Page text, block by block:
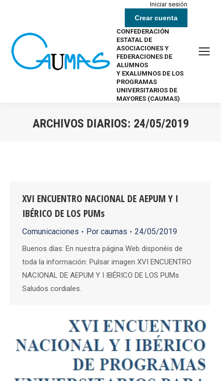
Iniciar sesión
Crear cuenta
CONFEDERACIÓN
ESTATAL DE
ASOCIACIONES Y
FEDERACIONES DE
ALUMNOS
Y EXALUMNOS DE LOS
PROGRAMAS
UNIVERSITARIOS DE
MAYORES (CAUMAS)
ARCHIVOS DIARIOS: 24/05/2019
XVI ENCUENTRO NACIONAL DE AEPUM Y I
IBÉRICO DE LOS PUMs
Comunicaciones Por caumas 24/05/2019
Buenos días: En nuestra página Web disponéis de
toda la información: Pulsar imagen XVI ENCUENTRO
NACIONAL DE AEPUM Y I IBÉRICO DE LOS PUMs
Saludos cordiales.